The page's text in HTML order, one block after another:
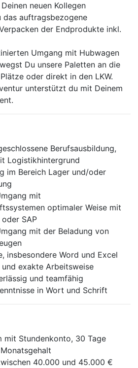
neuen Kollegen
das auftragsbezogene
der Endprodukte inkl.
Umgang mit Hubwagen
Du unsere Paletten an die
oder direkt in den LKW.
unterstützt du mit Deinem
Berufsausbildung,
Logistikhintergrund
im Bereich Lager und/oder
mit
optimaler Weise mit
SAP
mit der Beladung von
insbesondere Word und Excel
exakte Arbeitsweise
und teamfähig
in Wort und Schrift
mit Stundenkonto, 30 Tage
40.000 und 45.000 €